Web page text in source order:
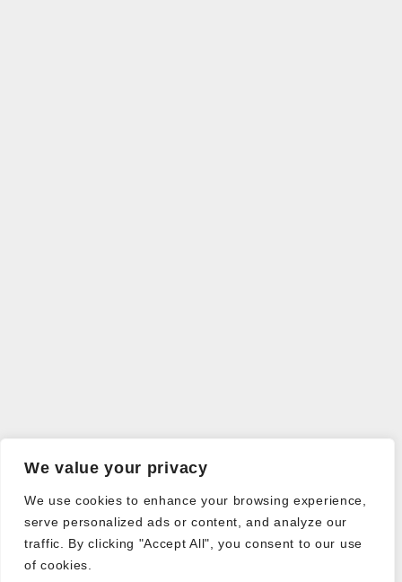
We value your privacy
We use cookies to enhance your browsing experience,
serve personalized ads or content, and analyze our
traffic. By clicking "Accept All", you consent to our use
of cookies.